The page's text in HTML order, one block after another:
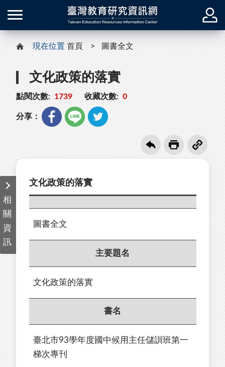
現在位置 首頁 圖書全文
文化政策的落實
點閱次數: 1739 收藏次數: 0
分享：
相
關
資
訊
文化政策的落實
圖書全文
主要題名
文化政策的落實
書名
臺北市93學年度國中候用主任儲訓班第一
梯次專刊